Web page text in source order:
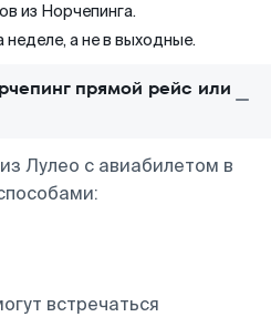
из Норчепинга.
неделе, а не в выходные.
прямой рейс или
Лулео с авиабилетом в
встречаться